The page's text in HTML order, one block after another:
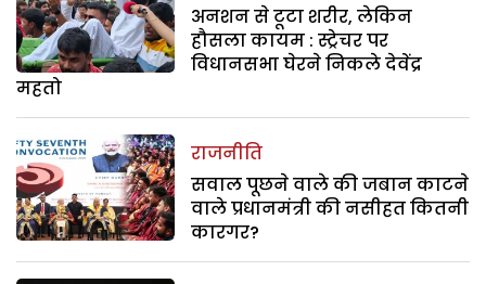
अनशन से टूटा शरीर, लेकिन
हौसला कायम : स्ट्रेचर पर
विधानसभा घेरने निकले देवेंद्र
महतो
राजनीति
सवाल पूछने वाले की जबान काटने
वाले प्रधानमंत्री की नसीहत कितनी
कारगर?